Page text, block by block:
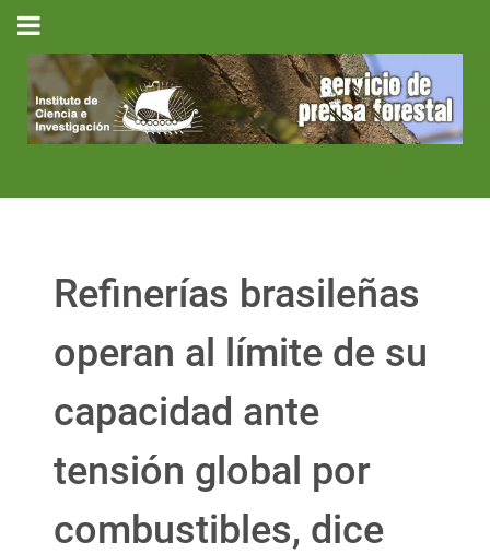
Refinerías brasileñas
operan al límite de su
capacidad ante
tensión global por
combustibles, dice